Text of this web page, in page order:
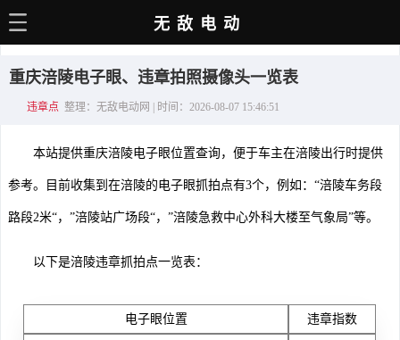
电动百科
选车推荐
无敌电动
重庆涪陵电子眼、违章拍照摄像头一览表
违章点 整理：无敌电动网 | 时间：2026-08-07 15:46:51
本站提供重庆涪陵电子眼位置查询，便于车主在涪陵出行时提供
参考。目前收集到在涪陵的电子眼抓拍点有3个，例如：“涪陵车务段
路段2米“，”涪陵站广场段“，”涪陵急救中心外科大楼至气象局”等。
以下是涪陵违章抓拍点一览表：
电子眼位置 违章指数